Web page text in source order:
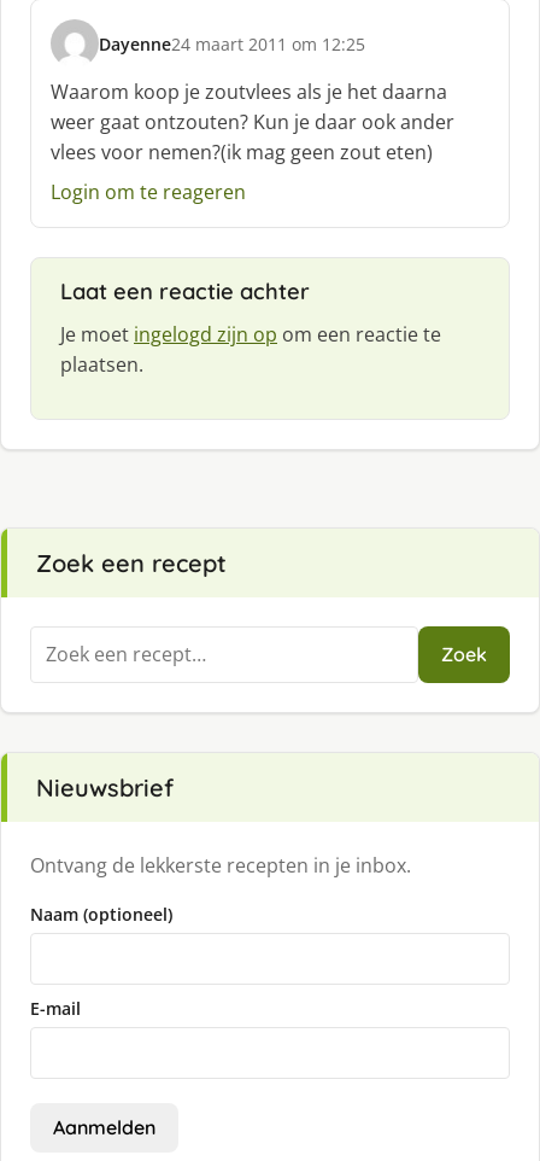
Dayenne
s
c
h
r
e
e
:
24 maart 2011 om 12:25
Waarom koop je zoutvlees als je het daarna
weer gaat ontzouten? Kun je daar ook ander
vlees voor nemen?(ik mag geen zout eten)
Login om te reageren
Laat een reactie achter
Je moet ingelogd zijn op om een reactie te
plaatsen.
Zoek een recept
Zoeken
naar:
Zoek
Nieuwsbrief
Ontvang de lekkerste recepten in je inbox.
Naam (optioneel)
E-mail
Aanmelden